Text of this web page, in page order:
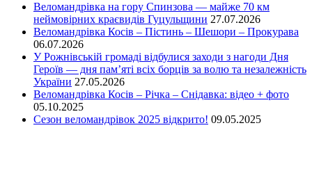
Веломандрівка на гору Спинзова — майже 70 км
неймовірних краєвидів Гуцульщини 27.07.2026
Веломандрівка Косів – Пістинь – Шешори – Прокурава
06.07.2026
У Рожнівській громаді відбулися заходи з нагоди Дня
Героїв — дня пам’яті всіх борців за волю та незалежність
України 27.05.2026
Веломандрівка Косів – Річка – Снідавка: відео + фото
05.10.2025
Сезон веломандрівок 2025 відкрито! 09.05.2025